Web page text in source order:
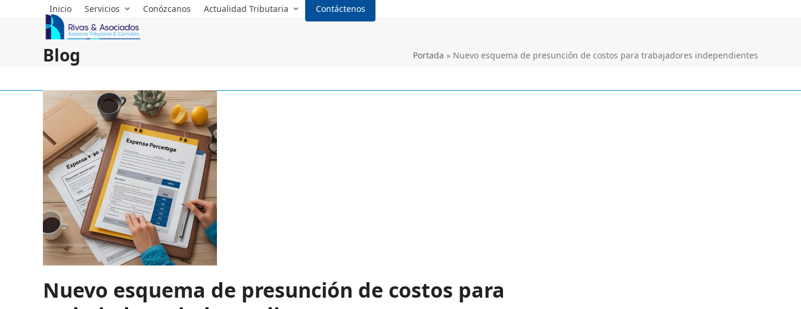
Inicio Servicios Conózcanos Actualidad Tributaria Contáctenos
Blog Portada » Nuevo esquema de presunción de costos para trabajadores independientes
Nuevo esquema de presunción de costos para